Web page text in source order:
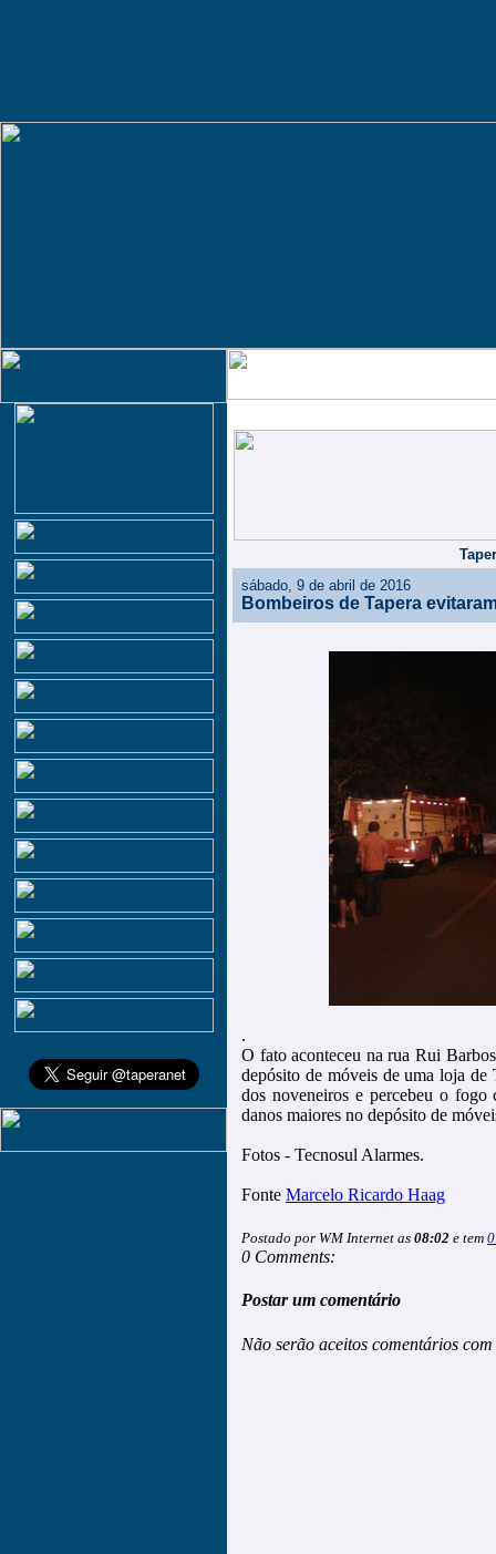
sábado, 9 de abril de 2016
Bombeiros de Tapera
.
O fato aconteceu na rua Rui
depósito de móveis de uma loja de
dos noveneiros e percebeu o fogo
danos maiores no depósito de
Fotos - Tecnosul Alarmes.
Fonte Marcelo Ricardo Haag
Postado por WM Internet as 08:02 e tem
0 Comments:
Postar um comentário
Não serão aceitos comentários